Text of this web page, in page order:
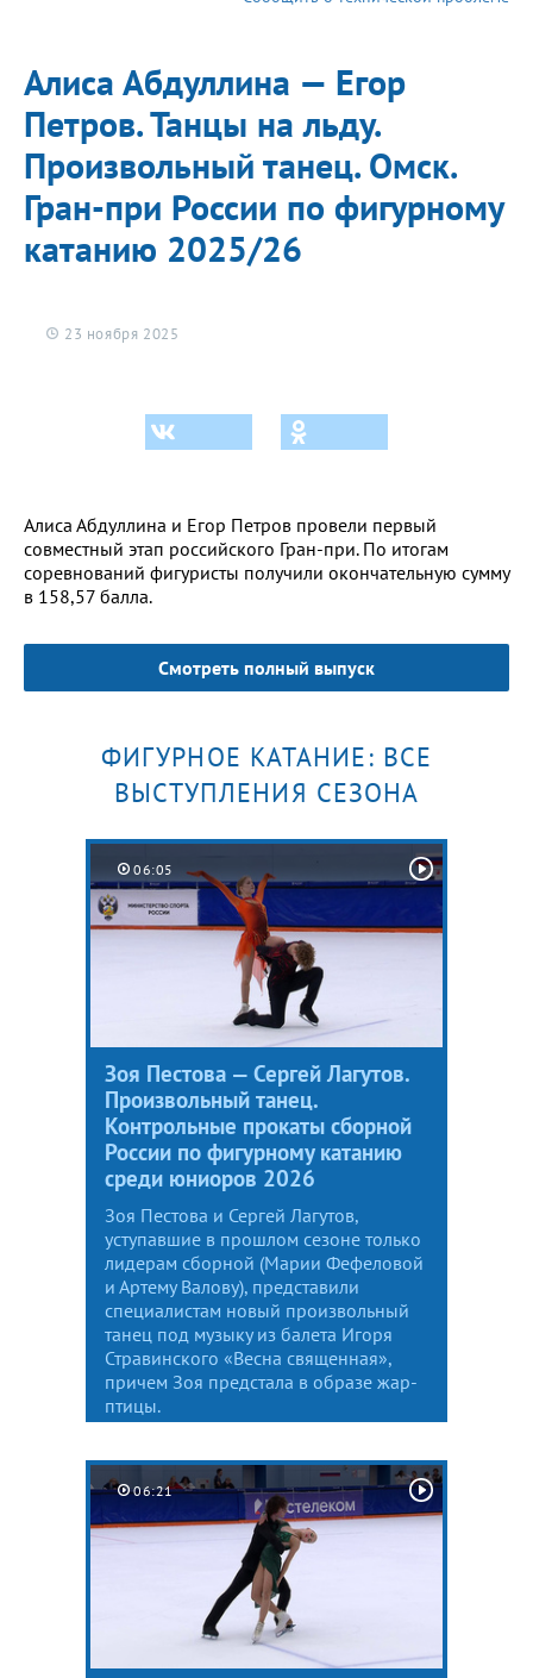
2025/26
Алиса Абдуллина — Егор
Петров. Танцы на льду.
Произвольный танец. Омск.
Гран-при России по фигурному
катанию 2025/26
23 ноября 2025
Алиса Абдуллина и Егор Петров провели первый
совместный этап российского Гран-при. По итогам
соревнований фигуристы получили окончательную сумму
в 158,57 балла.
Смотреть полный выпуск
ФИГУРНОЕ КАТАНИЕ: ВСЕ
ВЫСТУПЛЕНИЯ СЕЗОНА
06:05
Зоя Пестова — Сергей Лагутов.
Произвольный танец.
Контрольные прокаты сборной
России по фигурному катанию
среди юниоров 2026
Зоя Пестова и Сергей Лагутов,
уступавшие в прошлом сезоне только
лидерам сборной (Марии Фефеловой
и Артему Валову), представили
специалистам новый произвольный
танец под музыку из балета Игоря
Стравинского «Весна священная»,
причем Зоя предстала в образе жар-
птицы.
06:21